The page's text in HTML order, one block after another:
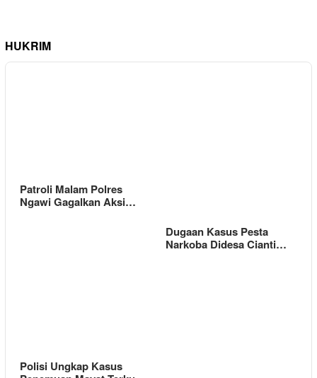
HUKRIM
Patroli Malam Polres
Ngawi Gagalkan Aksi…
Dugaan Kasus Pesta
Narkoba Didesa Cianti…
Polisi Ungkap Kasus